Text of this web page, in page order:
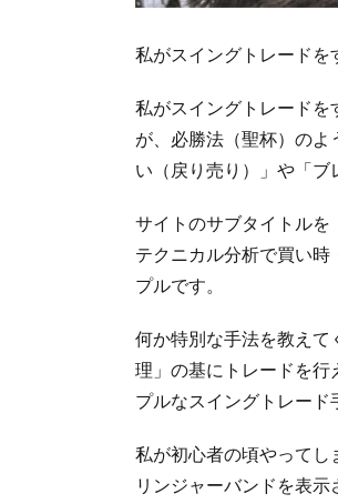
私がスイングトレードを
私がスイングトレードを
が、必勝法（聖杯）の
い（戻り売り）」や「ブ
サイトのサブタイトル
テクニカル分析で買い
プルです。
何か特別な手法を教えて
理」の基にトレードを行
プルなスイングトレード
私が初心者の頃やってし
リンジャーバンドを表